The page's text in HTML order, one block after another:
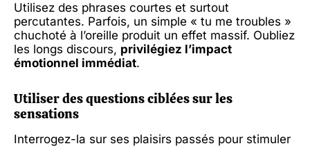
Utilisez des phrases courtes et surtout
percutantes. Parfois, un simple « tu me troubles »
chuchoté à l’oreille produit un effet massif. Oubliez
les longs discours, privilégiez l’impact
émotionnel immédiat.
Utiliser des questions ciblées sur les
sensations
Interrogez-la sur ses plaisirs passés pour stimuler